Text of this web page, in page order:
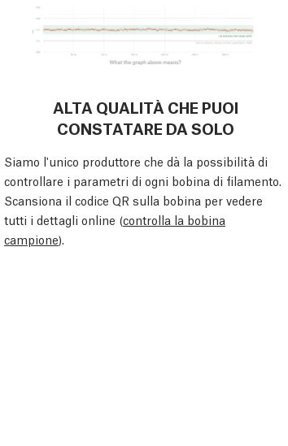
ALTA QUALITÀ CHE PUOI
CONSTATARE DA SOLO
Siamo l'unico produttore che dà la possibilità di
controllare i parametri di ogni bobina di filamento.
Scansiona il codice QR sulla bobina per vedere
tutti i dettagli online (controlla la bobina
campione).